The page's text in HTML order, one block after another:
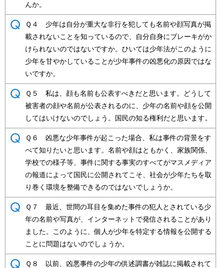
んか。
Ｑ４ 少年は自分が重大な非行を犯しても名前や顔写真が掲
載されないことを知っているので、自分自身にブレーキがか
けられないのではないですか。ひいては少年法がこのように
少年を甘やかしていることが少年事件の凶悪化の原因ではな
いですか。
Ｑ５ 私は、顔も名前も公表すべきだと思います。どうして
被害者の顔や名前が公表されるのに、少年の名前や顔を公開
してはいけないのでしょう。国民の知る権利だと思います。
Ｑ６ 凶悪な少年事件が起こった場合、私は事件の背景をす
べて知りたいと思います。名前や顔はともかく、家族関係、
学校での様子等、事件に関する事実のすべてがマスメディア
の報道によって国民に公開されてこそ、社会が少年たちを取
り巻く環境を整備できるのではないでしょうか。
Ｑ７ 最近、世間の耳目を集めた事件の犯人とされている少
年の名前や写真が、インターネットで発信されることがあり
ました。このように、個人が少年を特定する情報を公開する
ことに問題はないのでしょうか。
Ｑ８ 以前、凶悪事件の少年の供述調書が雑誌に掲載されて